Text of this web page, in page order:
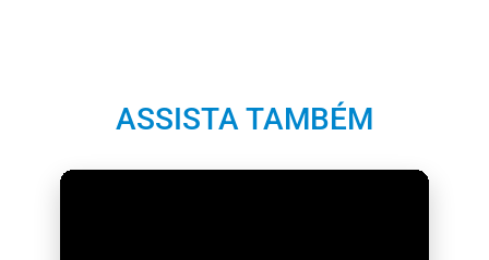
ASSISTA TAMBÉM